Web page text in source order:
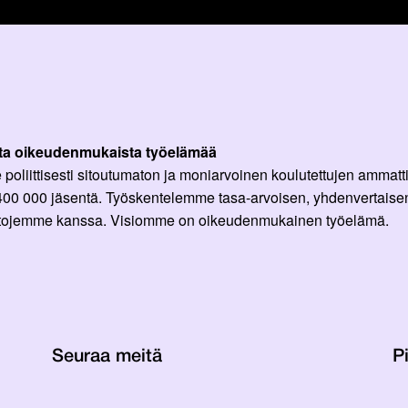
oikeudenmukaista työelämää
poliittisesti sitoutumaton ja moniarvoinen koulutettujen
000 jäsentä. Työskentelemme tasa-arvoisen,
kanssa. Visiomme on oikeudenmukainen työelämä.
Seuraa meitä